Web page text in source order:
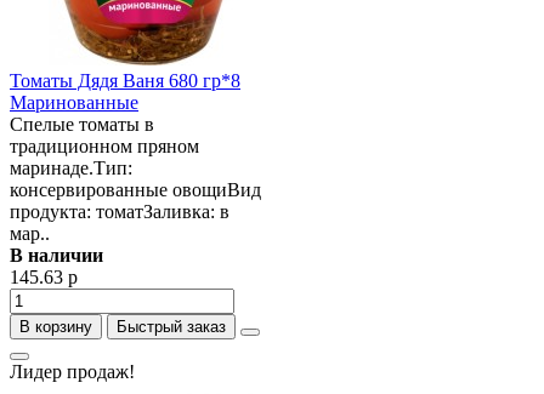
Томаты Дядя Ваня 680 гр*8
Маринованные
Спелые томаты в
традиционном пряном
маринаде.Тип:
консервированные овощиВид
продукта: томатЗаливка: в
мар..
В наличии
145.63 р
В корзину Быстрый заказ
Лидер продаж!